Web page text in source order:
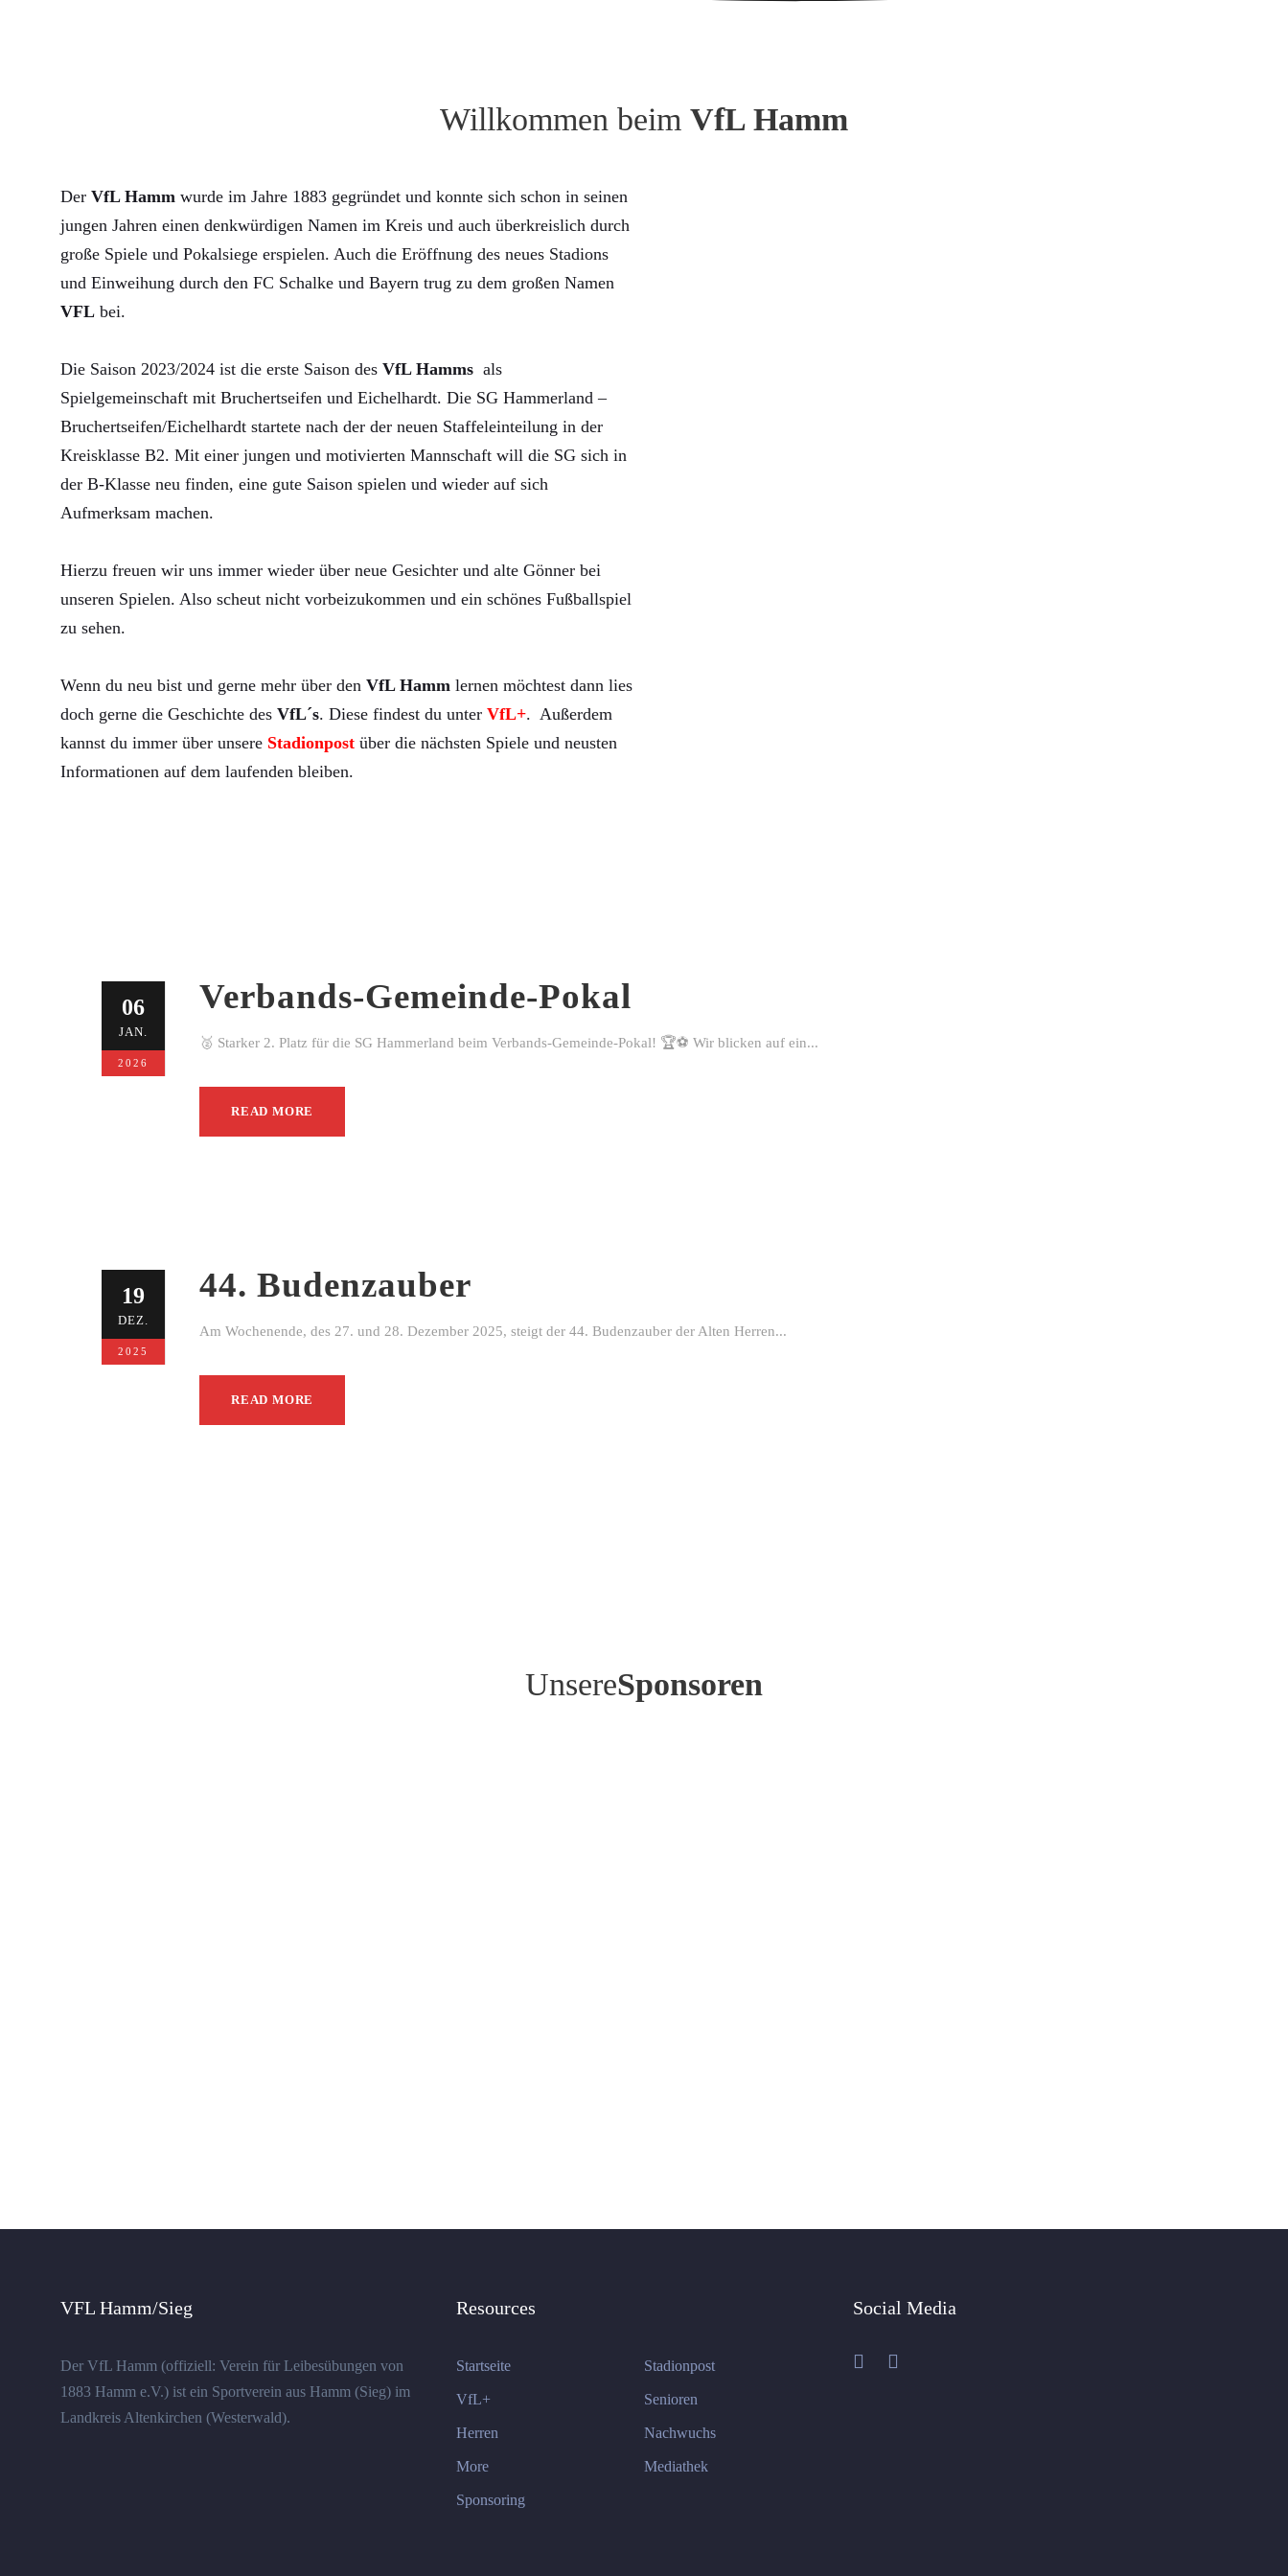
Willkommen beim VfL Hamm
Der VfL Hamm wurde im Jahre 1883 gegründet und konnte sich schon in seinen
jungen Jahren einen denkwürdigen Namen im Kreis und auch überkreislich durch
große Spiele und Pokalsiege erspielen. Auch die Eröffnung des neues Stadions
und Einweihung durch den FC Schalke und Bayern trug zu dem großen Namen
VFL bei.
Die Saison 2023/2024 ist die erste Saison des VfL Hamms als
Spielgemeinschaft mit Bruchertseifen und Eichelhardt. Die SG Hammerland –
Bruchertseifen/Eichelhardt startete nach der der neuen Staffeleinteilung in der
Kreisklasse B2. Mit einer jungen und motivierten Mannschaft will die SG sich in
der B-Klasse neu finden, eine gute Saison spielen und wieder auf sich
Aufmerksam machen.
Hierzu freuen wir uns immer wieder über neue Gesichter und alte Gönner bei
unseren Spielen. Also scheut nicht vorbeizukommen und ein schönes Fußballspiel
zu sehen.
Wenn du neu bist und gerne mehr über den VfL Hamm lernen möchtest dann lies
doch gerne die Geschichte des VfL´s. Diese findest du unter VfL+. Außerdem
kannst du immer über unsere Stadionpost über die nächsten Spiele und neusten
Informationen auf dem laufenden bleiben.
06
JAN.
2026
Verbands-Gemeinde-Pokal
🥈 Starker 2. Platz für die SG Hammerland beim Verbands-Gemeinde-Pokal! 🏆⚽ Wir blicken auf ein...
READ MORE
19
DEZ.
2025
44. Budenzauber
Am Wochenende, des 27. und 28. Dezember 2025, steigt der 44. Budenzauber der Alten Herren...
READ MORE
UnsereSponsoren
VFL Hamm/Sieg
Der VfL Hamm (offiziell: Verein für Leibesübungen von
1883 Hamm e.V.) ist ein Sportverein aus Hamm (Sieg) im
Landkreis Altenkirchen (Westerwald).
Resources
Startseite Stadionpost
VfL+ Senioren
Herren Nachwuchs
More Mediathek
Sponsoring
Social Media